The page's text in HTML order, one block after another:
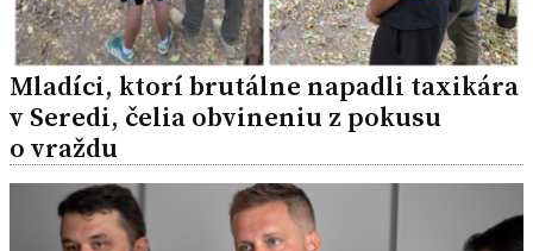
Mladíci, ktorí brutálne napadli taxikára
v Seredi, čelia obvineniu z pokusu
o vraždu